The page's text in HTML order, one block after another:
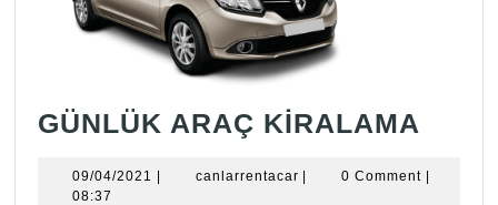
GÜNLÜK ARAÇ KİRALAMA
09/04/2021 09/04/2021canlarrentacarcanlarrentacar
0 Comment
08:37